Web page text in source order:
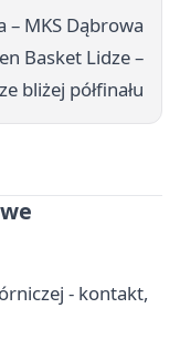
– MKS Dąbrowa
Basket Lidze –
bliżej półfinału
- kontakt,